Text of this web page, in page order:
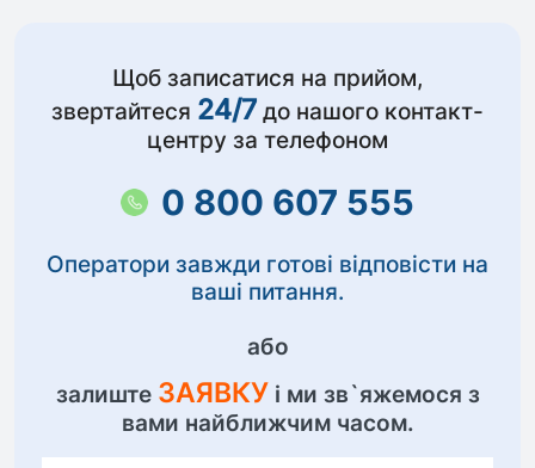
Щоб записатися на прийом,
звертайтеся 24/7 до нашого контакт-
центру за телефоном
0 800 607 555
Оператори завжди готові відповісти на
ваші питання.
або
залиште ЗАЯВКУ і ми зв`яжемося з
вами найближчим часом.